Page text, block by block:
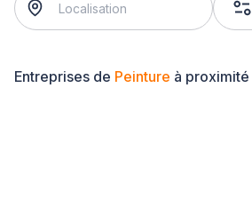
Entreprises de Peinture à proximité